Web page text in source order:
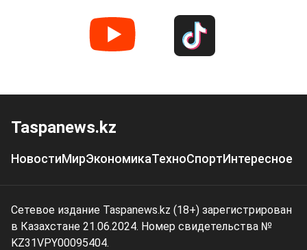
Taspanews.kz
НовостиМирЭкономикаТехноСпортИнтересное
Сетевое издание Taspanews.kz (18+) зарегистрирован
в Казахстане 21.06.2024. Номер свидетельства №
KZ31VPY00095404.